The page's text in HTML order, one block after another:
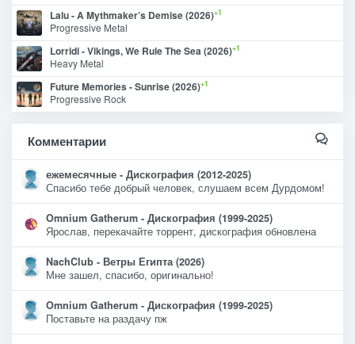
Lalu - A Mythmaker’s Demise (2026)+1
Progressive Metal
Lorridi - Vikings, We Rule The Sea (2026)+1
Heavy Metal
Future Memories - Sunrise (2026)+1
Progressive Rock
Комментарии
ежемесячные - Дискография (2012-2025)
Спасибо тебе добрый человек, слушаем всем Дурдомом!
Omnium Gatherum - Дискография (1999-2025)
Ярослав, перекачайте торрент, дискография обновлена
NachClub - Ветры Египта (2026)
Мне зашел, спасибо, оригинально!
Omnium Gatherum - Дискография (1999-2025)
Поставьте на раздачу пж